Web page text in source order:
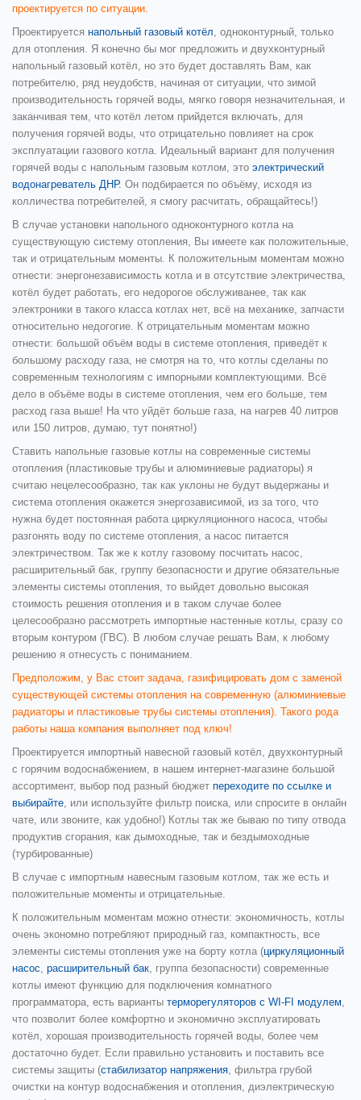
проектируется по ситуации.
Проектируется напольный газовый котёл, одноконтурный, только
для отопления. Я конечно бы мог предложить и двухконтурный
напольный газовый котёл, но это будет доставлять Вам, как
потребителю, ряд неудобств, начиная от ситуации, что зимой
производительность горячей воды, мягко говоря незначительная, и
заканчивая тем, что котёл летом прийдется включать, для
получения горячей воды, что отрицательно повлияет на срок
эксплуатации газового котла. Идеальный вариант для получения
горячей воды с напольным газовым котлом, это электрический
водонагреватель ДНР. Он подбирается по объёму, исходя из
колличества потребителей, я смогу расчитать, обращайтесь!)
В случае установки напольного одноконтурного котла на
существующую систему отопления, Вы имеете как положительные,
так и отрицательным моменты. К положительным моментам можно
отнести: энергонезависимость котла и в отсутствие электричества,
котёл будет работать, его недорогое обслуживанее, так как
электроники в такого класса котлах нет, всё на механике, запчасти
относительно недогогие. К отрицательным моментам можно
отнести: большой объём воды в системе отопления, приведёт к
большому расходу газа, не смотря на то, что котлы сделаны по
современным технологиям с импорными комплектующими. Всё
дело в объёме воды в системе отопления, чем его больше, тем
расход газа выше! На что уйдёт больше газа, на нагрев 40 литров
или 150 литров, думаю, тут понятно!)
Ставить напольные газовые котлы на современные системы
отопления (пластиковые трубы и алюминиевые радиаторы) я
считаю нецелесообразно, так как уклоны не будут выдержаны и
система отопления окажется энергозависимой, из за того, что
нужна будет постоянная работа циркуляционного насоса, чтобы
разгонять воду по системе отопления, а насос питается
электричеством. Так же к котлу газовому посчитать насос,
расширительный бак, группу безопасности и другие обязательные
элементы системы отопления, то выйдет довольно высокая
стоимость решения отопления и в таком случае более
целесообразно рассмотреть импортные настенные котлы, сразу со
вторым контуром (ГВС). В любом случае решать Вам, к любому
решению я отнесусть с пониманием.
Предположим, у Вас стоит задача, газифицировать дом с заменой
существующей системы отопления на современную (алюминиевые
радиаторы и пластиковые трубы системы отопления). Такого рода
работы наша компания выполняет под ключ!
Проектируется импортный навесной газовый котёл, двухконтурный
с горячим водоснабжением, в нашем интернет-магазине большой
ассортимент, выбор под разный бюджет переходите по ссылке и
выбирайте, или используйте фильтр поиска, или спросите в онлайн
чате, или звоните, как удобно!) Котлы так же бываю по типу отвода
продуктив сгорания, как дымоходные, так и бездымоходные
(турбированные)
В случае с импортным навесным газовым котлом, так же есть и
положительные моменты и отрицательные.
К положительным моментам можно отнести: экономичность, котлы
очень экономно потребляют природный газ, компактность, все
элементы системы отопления уже на борту котла (циркуляционный
насос, расширительный бак, группа безопасности) современные
котлы имеют функцию для подключения комнатного
программатора, есть варианты терморегуляторов с WI-FI модулем,
что позволит более комфортно и экономично эксплуатировать
котёл, хорошая производительность горячей воды, более чем
достаточно будет. Если правильно установить и поставить все
системы защиты (стабилизатор напряжения, фильтра грубой
очистки на контур водоснабжения и отопления, диэлектрическую